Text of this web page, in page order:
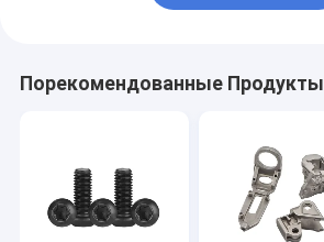
Порекомендованные Продукты